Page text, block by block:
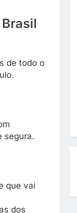
de todo o
segura.
que vai
dos